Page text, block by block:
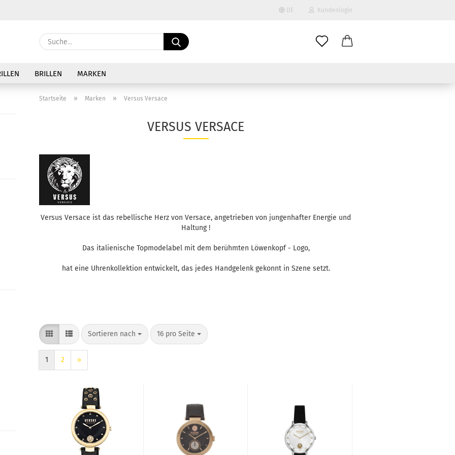
DE
Sprache auswählen
Kundenlogin
Suche...
BRILLEN MARKEN
Startseite » Marken » Versus Versace
VERSUS VERSACE
Versus Versace ist das rebellische Herz von Versace, angetrieben von jungenhafter Energie und
Haltung !
Das italienische Topmodelabel mit dem berühmten Löwenkopf - Logo,
hat eine Uhrenkollektion entwickelt, das jedes Handgelenk gekonnt in Szene setzt.
Sortieren nach
Sortieren nach 16 pro Seite
pro Seite
1 2 »